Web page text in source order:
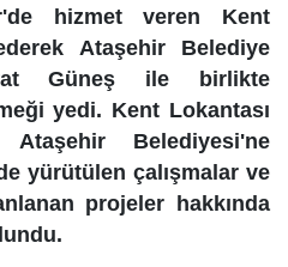
hizmet veren Kent
Ataşehir Belediye
Güneş ile birlikte
yedi. Kent Lokantası
Ataşehir Belediyesi'ne
yürütülen çalışmalar ve
projeler hakkında